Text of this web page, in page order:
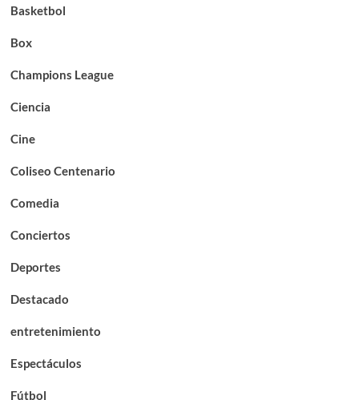
Basketbol
Box
Champions League
Ciencia
Cine
Coliseo Centenario
Comedia
Conciertos
Deportes
Destacado
entretenimiento
Espectáculos
Fútbol